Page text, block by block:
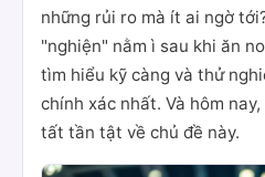
những rủi ro mà ít ai ngờ
"nghiện" nằm ì sau khi ăn
tìm hiểu kỹ càng và thử
chính xác nhất. Và hôm
tất tần tật về chủ đề này.